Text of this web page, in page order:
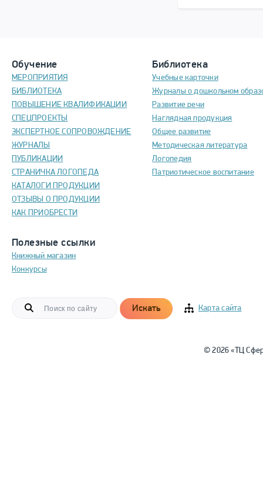
Обучение
МЕРОПРИЯТИЯ
БИБЛИОТЕКА
ПОВЫШЕНИЕ КВАЛИФИКАЦИИ
СПЕЦПРОЕКТЫ
ЭКСПЕРТНОЕ СОПРОВОЖДЕНИЕ
ЖУРНАЛЫ
ПУБЛИКАЦИИ
СТРАНИЧКА ЛОГОПЕДА
КАТАЛОГИ ПРОДУКЦИИ
ОТЗЫВЫ О ПРОДУКЦИИ
КАК ПРИОБРЕСТИ
Полезные ссылки
Книжный магазин
Конкурсы
Библиотека
Учебные карточки
Журналы о дошкольном
Развитие речи
Наглядная продукция
Общее развитие
Методическая литература
Логопедия
Патриотическое воспитание
Искать Карта сайта
© 2026 «ТЦ